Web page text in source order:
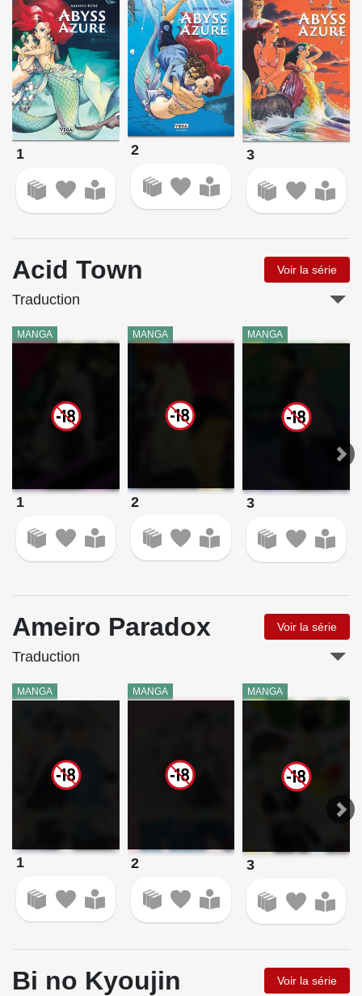
1 2 3
Acid Town Voir la série
Traduction
MANGA
1
MANGA
2
MANGA
3
Ameiro Paradox Voir la série
Traduction
MANGA
1
MANGA
2
MANGA
3
Bi no Kyoujin Voir la série